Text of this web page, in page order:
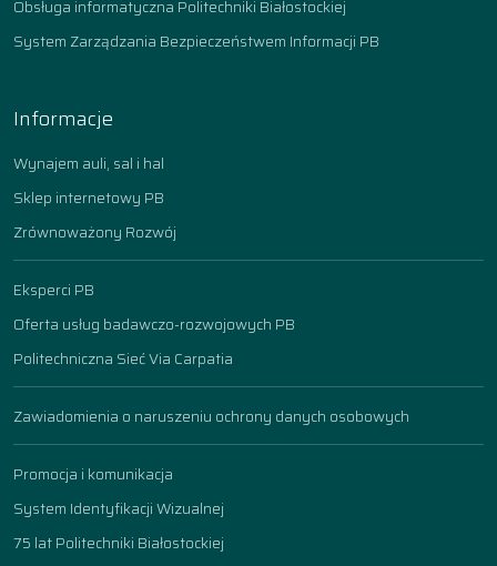
Obsługa informatyczna Politechniki Białostockiej
System Zarządzania Bezpieczeństwem Informacji PB
Informacje
Wynajem auli, sal i hal
Sklep internetowy PB
Zrównoważony Rozwój
Eksperci PB
Oferta usług badawczo-rozwojowych PB
Politechniczna Sieć Via Carpatia
Zawiadomienia o naruszeniu ochrony danych osobowych
Promocja i komunikacja
System Identyfikacji Wizualnej
75 lat Politechniki Białostockiej